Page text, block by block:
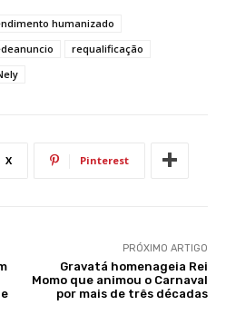
humanizado
requalificação
X Pinterest
PRÓXIMO ARTIGO
Gravatá homenageia Rei
Momo que animou o Carnaval
por mais de três décadas